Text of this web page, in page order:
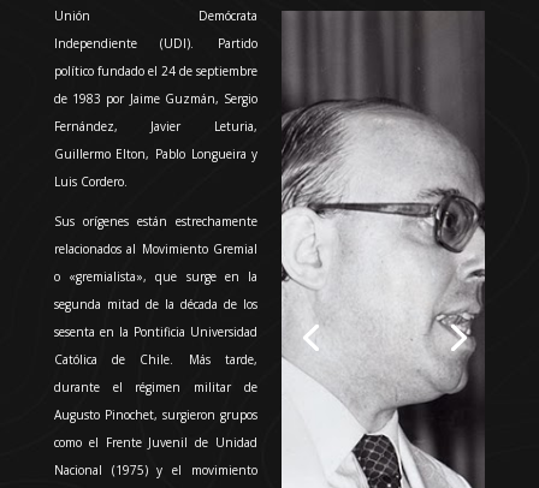
Unión Demócrata
Independiente (UDI). Partido
político fundado el 24 de septiembre
de 1983 por Jaime Guzmán, Sergio
Fernández, Javier Leturia,
Guillermo Elton, Pablo Longueira y
Luis Cordero.
Sus orígenes están estrechamente
relacionados al Movimiento Gremial
o «gremialista», que surge en la
segunda mitad de la década de los
sesenta en la Pontificia Universidad
Católica de Chile. Más tarde,
durante el régimen militar de
Augusto Pinochet, surgieron grupos
como el Frente Juvenil de Unidad
Nacional (1975) y el movimiento